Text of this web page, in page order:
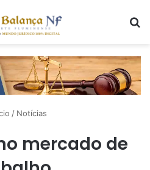
/ Notícias
mercado de